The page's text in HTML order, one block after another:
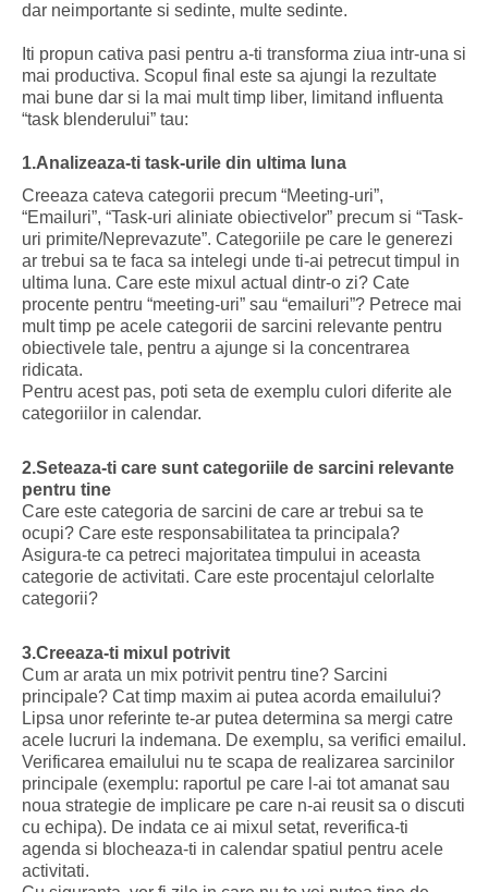
dar neimportante si sedinte, multe sedinte.
Iti propun cativa pasi pentru a-ti transforma ziua intr-una si
mai productiva. Scopul final este sa ajungi la rezultate
mai bune dar si la mai mult timp liber, limitand influenta
“task blenderului” tau:
1.Analizeaza-ti task-urile din ultima luna
Creeaza cateva categorii precum “Meeting-uri”,
“Emailuri”, “Task-uri aliniate obiectivelor” precum si “Task-
uri primite/Neprevazute”. Categoriile pe care le generezi
ar trebui sa te faca sa intelegi unde ti-ai petrecut timpul in
ultima luna. Care este mixul actual dintr-o zi? Cate
procente pentru “meeting-uri” sau “emailuri”? Petrece mai
mult timp pe acele categorii de sarcini relevante pentru
obiectivele tale, pentru a ajunge si la concentrarea
ridicata.
Pentru acest pas, poti seta de exemplu culori diferite ale
categoriilor in calendar.
2.Seteaza-ti care sunt categoriile de sarcini relevante
pentru tine
Care este categoria de sarcini de care ar trebui sa te
ocupi? Care este responsabilitatea ta principala?
Asigura-te ca petreci majoritatea timpului in aceasta
categorie de activitati. Care este procentajul celorlalte
categorii?
3.Creeaza-ti mixul potrivit
Cum ar arata un mix potrivit pentru tine? Sarcini
principale? Cat timp maxim ai putea acorda emailului?
Lipsa unor referinte te-ar putea determina sa mergi catre
acele lucruri la indemana. De exemplu, sa verifici emailul.
Verificarea emailului nu te scapa de realizarea sarcinilor
principale (exemplu: raportul pe care l-ai tot amanat sau
noua strategie de implicare pe care n-ai reusit sa o discuti
cu echipa). De indata ce ai mixul setat, reverifica-ti
agenda si blocheaza-ti in calendar spatiul pentru acele
activitati.